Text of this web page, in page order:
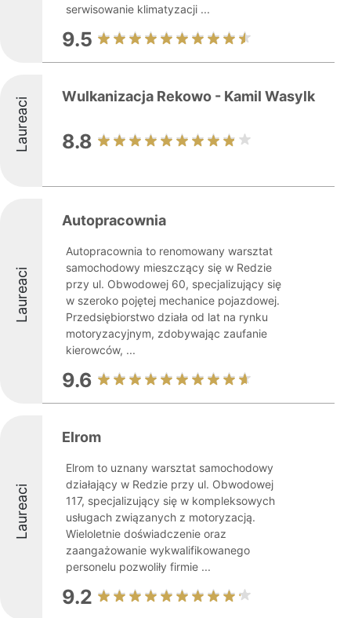
serwisowanie klimatyzacji ...
9.5
Laureaci Wulkanizacja Rekowo - Kamil Wasylk
8.8
Laureaci
Autopracownia
Autopracownia to renomowany warsztat
samochodowy mieszczący się w Redzie
przy ul. Obwodowej 60, specjalizujący się
w szeroko pojętej mechanice pojazdowej.
Przedsiębiorstwo działa od lat na rynku
motoryzacyjnym, zdobywając zaufanie
kierowców, ...
9.6
Laureaci
Elrom
Elrom to uznany warsztat samochodowy
działający w Redzie przy ul. Obwodowej
117, specjalizujący się w kompleksowych
usługach związanych z motoryzacją.
Wieloletnie doświadczenie oraz
zaangażowanie wykwalifikowanego
personelu pozwoliły firmie ...
9.2